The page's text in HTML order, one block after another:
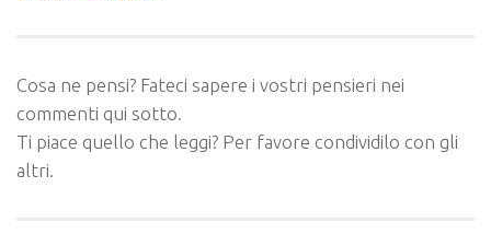
Cosa ne pensi? Fateci sapere i vostri pensieri nei
commenti qui sotto.
Ti piace quello che leggi? Per favore condividilo con gli
altri.